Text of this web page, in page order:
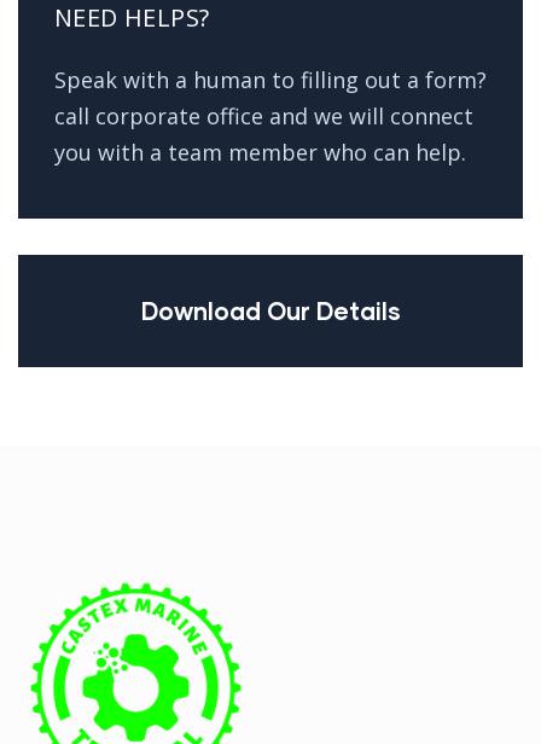
NEED HELPS?
Speak with a human to filling out a form?
call corporate office and we will connect
you with a team member who can help.
Download Our Details